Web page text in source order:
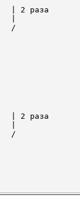
| 2 раза
|
/
| 2 раза
|
/